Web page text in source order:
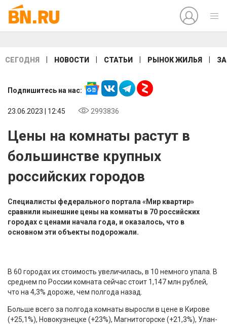
СЕГОДНЯ НОВОСТИ СТАТЬИ РЫНОК ЖИЛЬЯ
Подпишитесь на нас:
23.06.2023 | 12:45 2993836
Цены на комнаты растут в
большинстве крупных
российских городов
Специалисты федерального портала «Мир квартир»
сравнили нынешние цены на комнаты в 70 российских
городах с ценами начала года, и оказалось, что в
основном эти объекты подорожали.
В 60 городах их стоимость увеличилась, в 10 немного упала. В
среднем по России комната сейчас стоит 1,147 млн рублей,
что на 4,3% дороже, чем полгода назад.
Больше всего за полгода комнаты выросли в цене в Кирове
(+25,1%), Новокузнецке (+23%), Магнитогорске (+21,3%), Улан-